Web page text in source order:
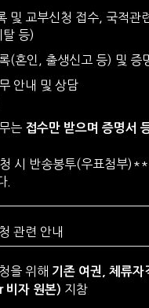
및 교부신청 접수, 국적관
탈 등)
(혼인, 출생신고 등) 및 증
안내 및 상담
는 접수만 받으며 증명서
시 반송봉투(우표첨부)**
.
관련 안내
을 위해 기존 여권, 체류자
비자 원본) 지참